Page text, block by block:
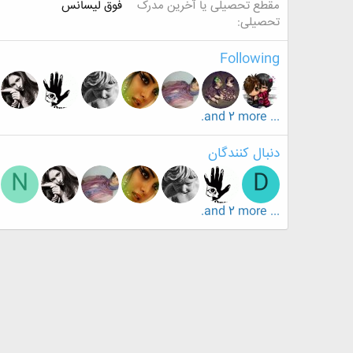
مقطع تحصیلی یا آخرین مدرک
تحصیلی
فوق لیسانس
Following
... and 2 more.
دنبال کنندگان
D
N
... and 2 more.